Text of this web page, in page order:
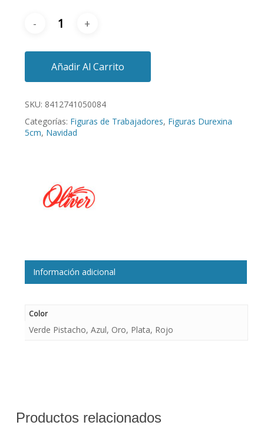
Añadir Al Carrito
SKU: 8412741050084
Categorías: Figuras de Trabajadores, Figuras Durexina
5cm, Navidad
Información adicional
Color
Verde Pistacho, Azul, Oro, Plata, Rojo
Productos relacionados